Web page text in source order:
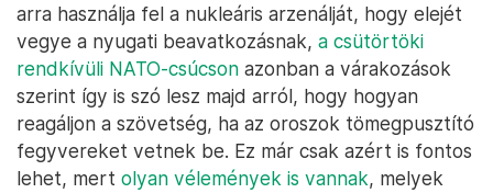
arra használja fel a nukleáris arzenálját, hogy elejét
vegye a nyugati beavatkozásnak, a csütörtöki
rendkívüli NATO-csúcson azonban a várakozások
szerint így is szó lesz majd arról, hogy hogyan
reagáljon a szövetség, ha az oroszok tömegpusztító
fegyvereket vetnek be. Ez már csak azért is fontos
lehet, mert olyan vélemények is vannak, melyek